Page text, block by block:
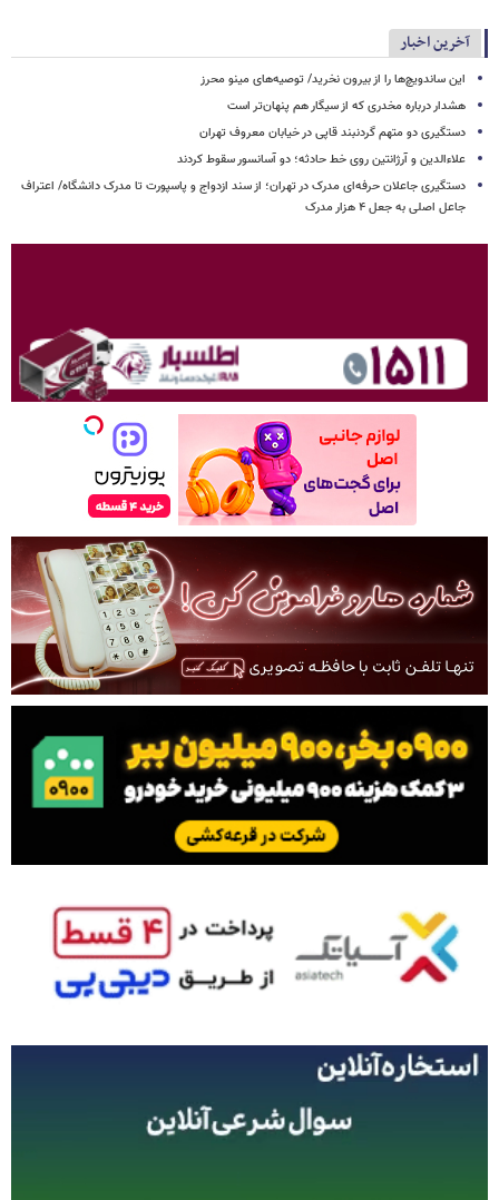
آخرین اخبار
این ساندویچ‌ها را از بیرون نخرید/ توصیه‌های مینو محرز
هشدار درباره مخدری که از سیگار هم پنهان‌تر است
دستگیری دو متهم گردنبند قاپی در خیابان معروف تهران
علاءالدین و آرژانتین روی خط حادثه؛ دو آسانسور سقوط کردند
دستگیری جاعلان حرفه‌ای مدرک در تهران؛ از سند ازدواج و پاسپورت تا مدرک دانشگاه/ اعتراف
جاعل اصلی به جعل ۴ هزار مدرک